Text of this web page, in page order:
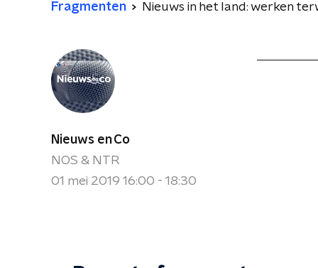
Fragmenten Nieuws in het land: werken
Nieuws en Co
NOS & NTR
01 mei 2019 16:00 - 18:30